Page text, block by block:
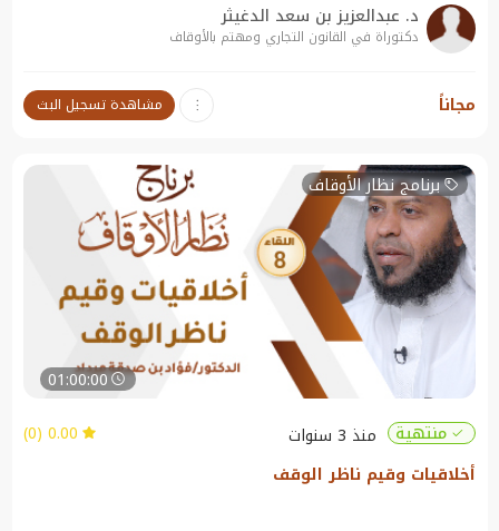
د. عبدالعزيز بن سعد الدغيثر
دكتوراة في القانون التجاري ومهتم بالأوقاف
نبذة عن الندوة:
الشركة غير الربحية
مجاناً مشاهدة تسجيل البث
برنامج نظار الأوقاف
01:00:00
منتهية
منذ 3 سنوات
0.00 (0)
أخلاقيات وقيم ناظر الوقف